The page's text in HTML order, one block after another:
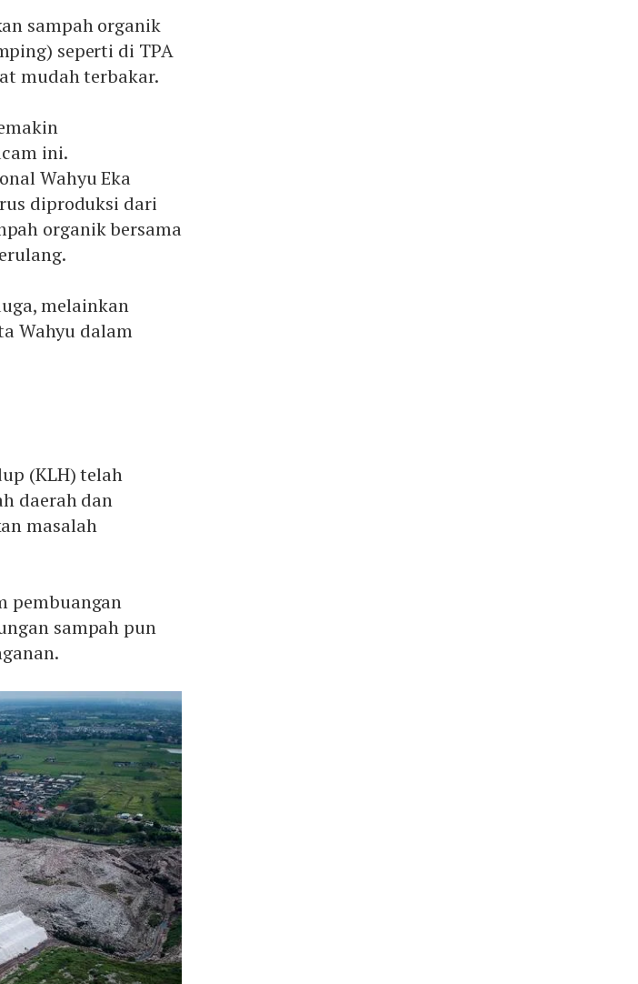
sampah organik
seperti di TPA
mudah terbakar.
ini.
Wahyu Eka
diproduksi dari
organik bersama
melainkan
Wahyu dalam
(KLH) telah
daerah dan
masalah
pembuangan
sampah pun